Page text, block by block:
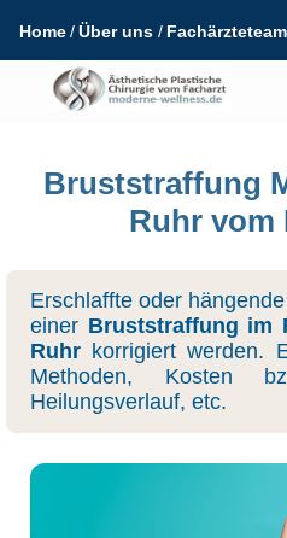
Home Über uns Fachärzteteam
Bruststraffung
Ruhr vom
Erschlaffte oder
einer Bruststraffung im
Ruhr korrigiert werden.
Methoden, Kosten
Heilungsverlauf, etc.